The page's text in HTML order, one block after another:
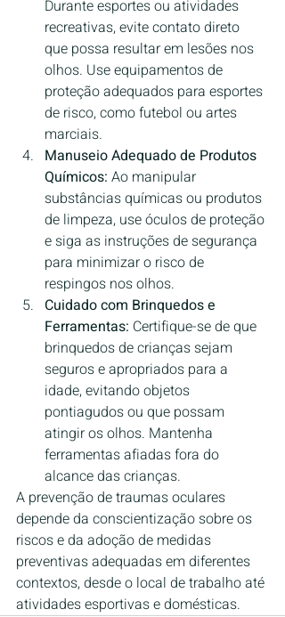
Durante esportes ou atividades
recreativas, evite contato direto
que possa resultar em lesões nos
olhos. Use equipamentos de
proteção adequados para esportes
de risco, como futebol ou artes
marciais.
Manuseio Adequado de Produtos
Químicos: Ao manipular
substâncias químicas ou produtos
de limpeza, use óculos de proteção
e siga as instruções de segurança
para minimizar o risco de
respingos nos olhos.
Cuidado com Brinquedos e
Ferramentas: Certifique-se de que
brinquedos de crianças sejam
seguros e apropriados para a
idade, evitando objetos
pontiagudos ou que possam
atingir os olhos. Mantenha
ferramentas afiadas fora do
alcance das crianças.
A prevenção de traumas oculares
depende da conscientização sobre os
riscos e da adoção de medidas
preventivas adequadas em diferentes
contextos, desde o local de trabalho até
atividades esportivas e domésticas.